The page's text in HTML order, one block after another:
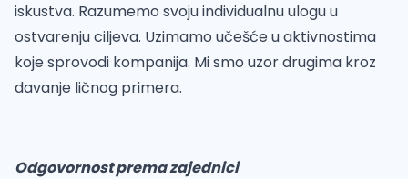
iskustva. Razumemo svoju individualnu ulogu u
ostvarenju ciljeva. Uzimamo učešće u aktivnostima
koje sprovodi kompanija. Mi smo uzor drugima kroz
davanje ličnog primera.
Odgovornost prema zajednici